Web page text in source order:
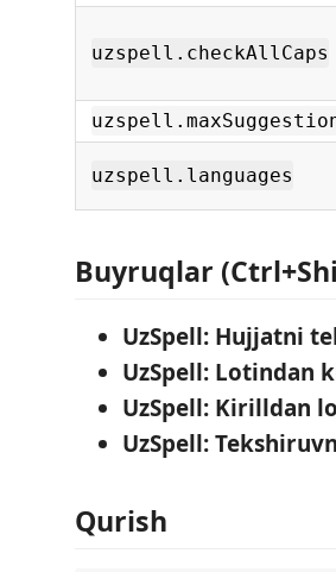
uzspell.checkAllCaps
uzspell.languages
Buyruqlar
UzSpell: Hujjatni
UzSpell: Lotindan
UzSpell: Kirilldan
UzSpell:
Qurish